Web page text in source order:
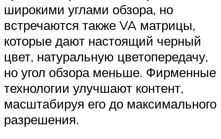
широкими углами обзора, но
встречаются также VA матрицы,
которые дают настоящий черный
цвет, натуральную цветопередачу,
но угол обзора меньше. Фирменные
технологии улучшают контент,
масштабируя его до максимального
разрешения.